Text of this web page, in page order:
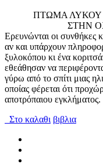
ΠΤΩΜΑ ΛΥΚΟΥ
ΣΤΗΝ
Ερευνώνται οι συνθήκες
αν και υπάρχουν
ξυλοκόπου κι ένα
εθεάθησαν να
γύρω από το σπίτι μιας
οποίας φέρεται ότι
αποτρόπαιου εγκλήματος.
Στο καλαθι βιβλια